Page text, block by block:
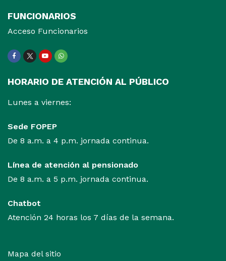
FUNCIONARIOS
Acceso Funcionarios
Facebook
TwitterYoutubeWhatsApp
HORARIO DE ATENCIÓN AL PÚBLICO
Lunes a viernes:
Sede FOPEP
De 8 a.m. a 4 p.m. jornada continua.
Línea de atención al pensionado
De 8 a.m. a 5 p.m. jornada continua.
Chatbot
Atención 24 horas los 7 días de la semana.
Mapa del sitio